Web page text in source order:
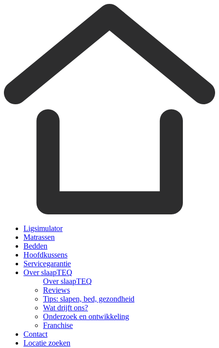
Ligsimulator
Matrassen
Bedden
Hoofdkussens
Servicegarantie
Over slaapTEQ
Over slaapTEQ
Reviews
Tips: slapen, bed, gezondheid
Wat drijft ons?
Onderzoek en ontwikkeling
Franchise
Contact
Locatie zoeken